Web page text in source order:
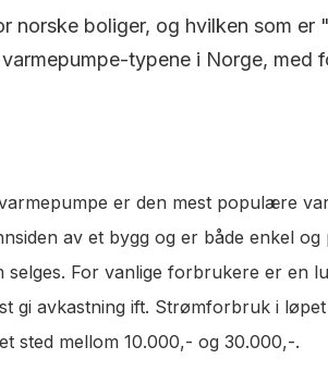
norske boliger, og hvilken som er "
typene i Norge, med
er den mest populære
av et bygg og er både enkel
selges. For vanlige forbrukere er en
gi avkastning ift. Strømforbruk i
sted mellom 10.000,- og 30.000,-.